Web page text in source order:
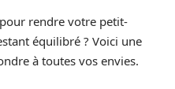
rendre votre petit-
équilibré ? Voici une
à toutes vos envies.